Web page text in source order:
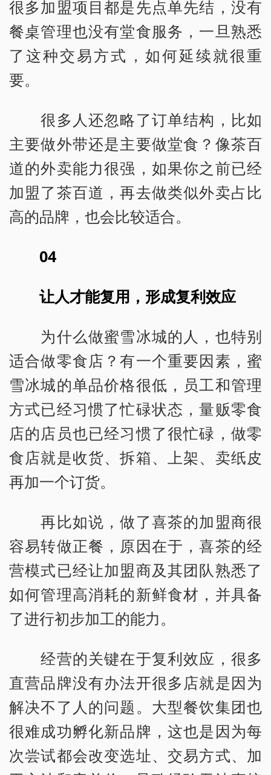
很多加盟项目都是先点单先结，没有
餐桌管理也没有堂食服务，一旦熟悉
了这种交易方式，如何延续就很重
要。
很多人还忽略了订单结构，比如
主要做外带还是主要做堂食？像茶百
道的外卖能力很强，如果你之前已经
加盟了茶百道，再去做类似外卖占比
高的品牌，也会比较适合。
04
让人才能复用，形成复利效应
为什么做蜜雪冰城的人，也特别
适合做零食店？有一个重要因素，蜜
雪冰城的单品价格很低，员工和管理
方式已经习惯了忙碌状态，量贩零食
店的店员也已经习惯了很忙碌，做零
食店就是收货、拆箱、上架、卖纸皮
再加一个订货。
再比如说，做了喜茶的加盟商很
容易转做正餐，原因在于，喜茶的经
营模式已经让加盟商及其团队熟悉了
如何管理高消耗的新鲜食材，并具备
了进行初步加工的能力。
经营的关键在于复利效应，很多
直营品牌没有办法开很多店就是因为
解决不了人的问题。大型餐饮集团也
很难成功孵化新品牌，这也是因为每
次尝试都会改变选址、交易方式、加